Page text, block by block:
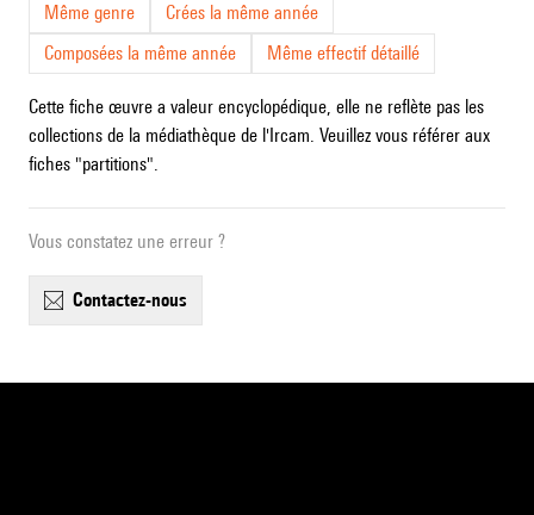
Même genre
Crées la même année
Composées la même année
Même effectif détaillé
Cette fiche œuvre a valeur encyclopédique, elle ne reflète pas les
collections de la médiathèque de l'Ircam. Veuillez vous référer aux
fiches "partitions".
Vous constatez une erreur ?
contactez-nous